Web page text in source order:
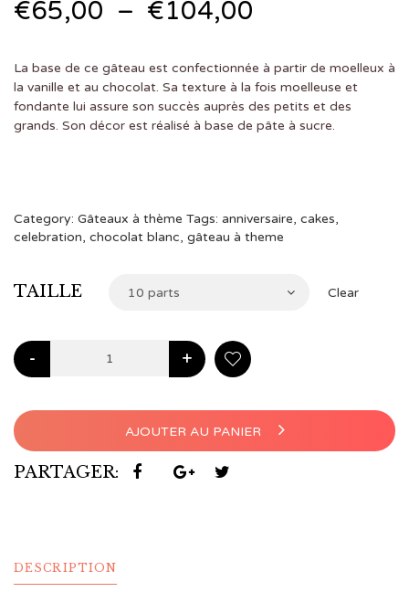
€65,00 – €104,00
prix :
€65,00
La base de ce gâteau est confectionnée à partir de moelleux à
la vanille et au chocolat. Sa texture à la fois moelleuse et
fondante lui assure son succès auprès des petits et des
grands. Son décor est réalisé à base de pâte à sucre.
Category: Gâteaux à thème Tags: anniversaire, cakes,
celebration, chocolat blanc, gâteau à theme
TAILLE 10 parts Clear
- +
AJOUTER AU PANIER
PARTAGER:
DESCRIPTION